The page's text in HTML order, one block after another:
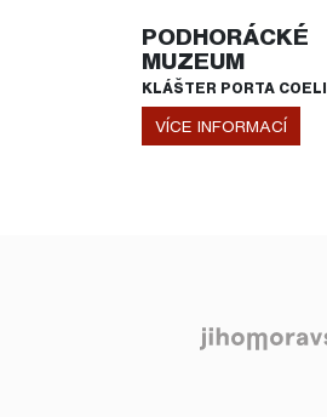
PODHORÁCKÉ
MUZEUM
KLÁŠTER PORTA COELI
VÍCE INFORMACÍ